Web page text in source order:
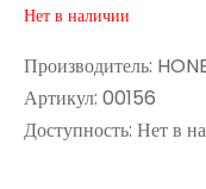
Нет в наличии
Производитель:
Артикул: 00156
Доступность: Нет в